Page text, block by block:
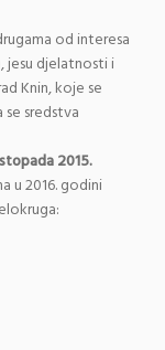
od interesa
jesu djelatnosti i
Knin, koje se
sredstva
2015.
u 2016. godini